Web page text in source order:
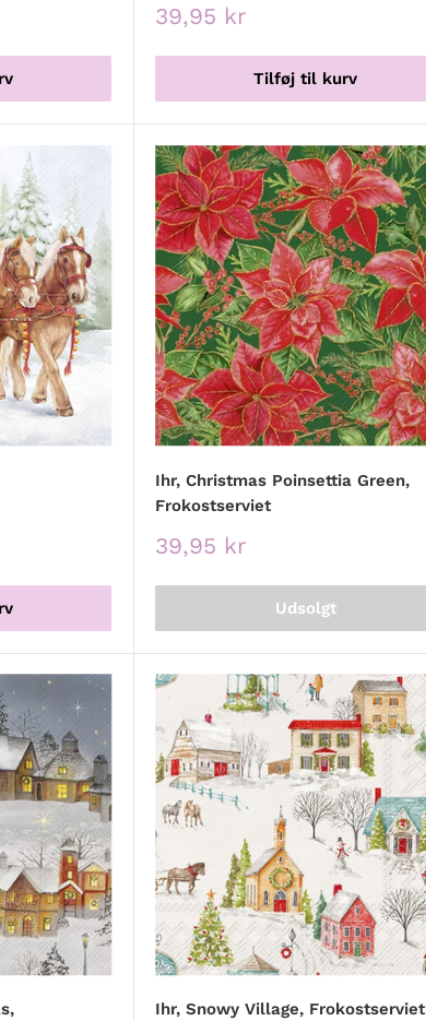
Udsalgspris
39,95 kr
Tilføj til kurv
Ihr, Christmas Poinsettia Green,
Frokostserviet
Udsalgspris
39,95 kr
Udsolgt
Ihr, Snowy Village, Frokostserviet